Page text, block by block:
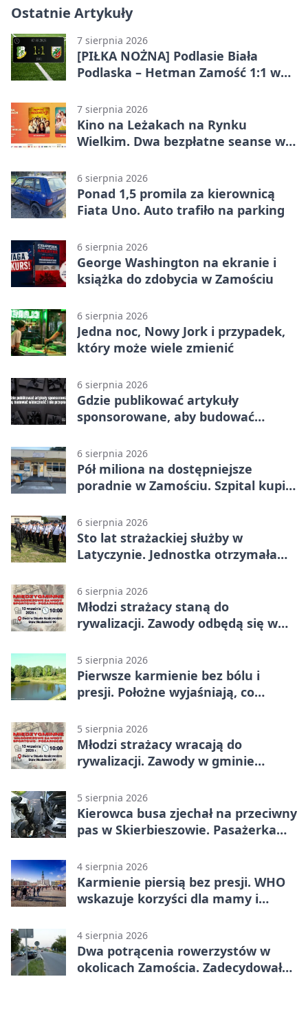
Ostatnie Artykuły
7 sierpnia 2026
[PIŁKA NOŻNA] Podlasie Biała
Podlaska – Hetman Zamość 1:1 w
podział punktów po bezbramkowej
pierwszej połowie
7 sierpnia 2026
Kino na Leżakach na Rynku
Wielkim. Dwa bezpłatne seanse w
6 sierpnia 2026
Ponad 1,5 promila za kierownicą
Fiata Uno. Auto trafiło na parking
6 sierpnia 2026
George Washington na ekranie i
książka do zdobycia w Zamościu
6 sierpnia 2026
Jedna noc, Nowy Jork i przypadek,
który może wiele zmienić
6 sierpnia 2026
Gdzie publikować artykuły
sponsorowane, aby budować
6 sierpnia 2026
Pół miliona na dostępniejsze
poradnie w Zamościu. Szpital kupi
6 sierpnia 2026
Sto lat strażackiej służby w
Latyczynie. Jednostka otrzymała
6 sierpnia 2026
Młodzi strażacy staną do
rywalizacji. Zawody odbędą się w
5 sierpnia 2026
Pierwsze karmienie bez bólu i
presji. Położne wyjaśniają, co
5 sierpnia 2026
Młodzi strażacy wracają do
rywalizacji. Zawody w gminie
5 sierpnia 2026
Kierowca busa zjechał na przeciwny
pas w Skierbieszowie. Pasażerka
4 sierpnia 2026
Karmienie piersią bez presji. WHO
wskazuje korzyści dla mamy i
4 sierpnia 2026
Dwa potrącenia rowerzystów w
okolicach Zamościa. Zadecydowało